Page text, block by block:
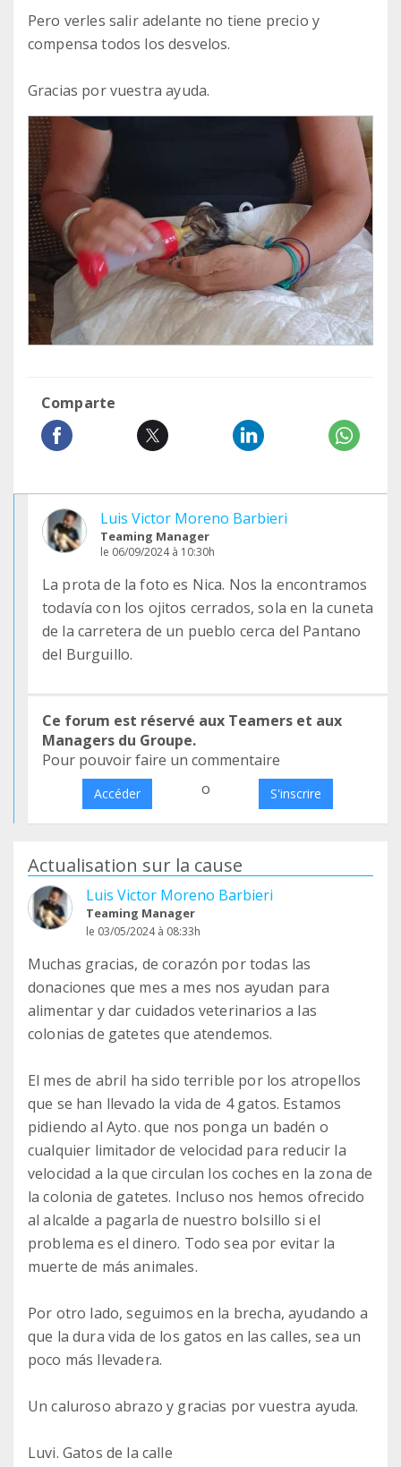
Pero verles salir adelante no tiene precio y
compensa todos los desvelos.
Gracias por vuestra ayuda.
Comparte
Luis Victor Moreno Barbieri
Teaming Manager
le 06/09/2024 à 10:30h
La prota de la foto es Nica. Nos la encontramos
todavía con los ojitos cerrados, sola en la cuneta
de la carretera de un pueblo cerca del Pantano
del Burguillo.
Ce forum est réservé aux Teamers et aux
Managers du Groupe.
Pour pouvoir faire un commentaire
Accéder o S'inscrire
Actualisation sur la cause
Luis Victor Moreno Barbieri
Teaming Manager
le 03/05/2024 à 08:33h
Muchas gracias, de corazón por todas las
donaciones que mes a mes nos ayudan para
alimentar y dar cuidados veterinarios a las
colonias de gatetes que atendemos.
El mes de abril ha sido terrible por los atropellos
que se han llevado la vida de 4 gatos. Estamos
pidiendo al Ayto. que nos ponga un badén o
cualquier limitador de velocidad para reducir la
velocidad a la que circulan los coches en la zona de
la colonia de gatetes. Incluso nos hemos ofrecido
al alcalde a pagarla de nuestro bolsillo si el
problema es el dinero. Todo sea por evitar la
muerte de más animales.
Por otro lado, seguimos en la brecha, ayudando a
que la dura vida de los gatos en las calles, sea un
poco más llevadera.
Un caluroso abrazo y gracias por vuestra ayuda.
Luvi. Gatos de la calle